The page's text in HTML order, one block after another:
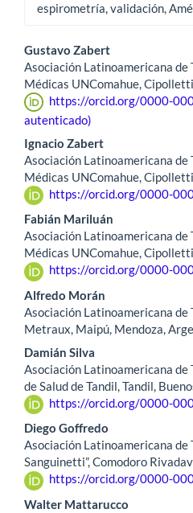
espirometría, validación,
Contenido
principal
del
artículo
Gustavo Zabert
Asociación Latinoamericana de
Médicas UNComahue,
https://orcid.org/0000-
autenticado)
Ignacio Zabert
Asociación Latinoamericana de
Médicas UNComahue,
https://orcid.org/0000-
Fabián Mariluán
Asociación Latinoamericana de
Médicas UNComahue,
https://orcid.org/0000-
Alfredo Morán
Asociación Latinoamericana
Metraux, Maipú, Mendoza,
Damián Silva
Asociación Latinoamericana
de Salud de Tandil, Tandil,
https://orcid.org/0000-
Diego Goffredo
Asociación Latinoamericana de
Sanguinetti”, Comodoro
https://orcid.org/0000-
Walter Mattarucco